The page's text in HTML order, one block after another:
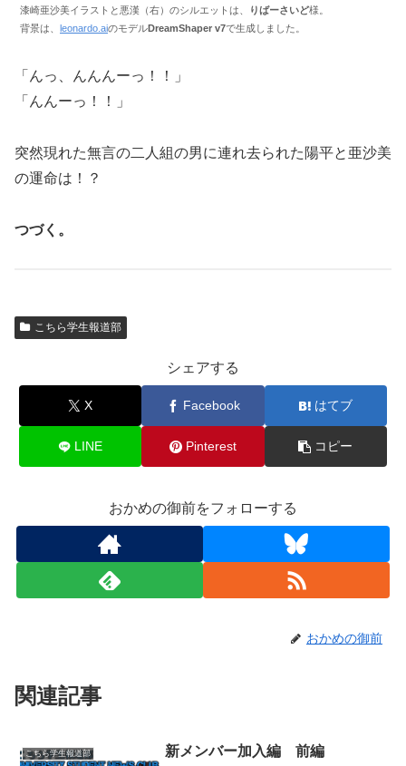
漆崎亜沙美イラストと悪漢（右）のシルエットは、
りばーさいど様。
背景は、
leonardo.aiのモデルDreamShaper v7で生成しました。
「んっ、んんんーっ！！」
「んんーっ！！」
突然現れた無言の二人組の男に連れ去られた陽平と亜沙美
の運命は！？
つづく。
こちら学生報道部
シェアする
X Facebook はてブ
LINE Pinterest コピー
おかめの御前をフォローする
おかめの御前
関連記事
こちら学生報道部 新メンバー加入編 前編